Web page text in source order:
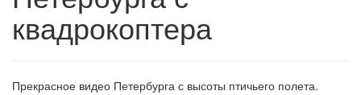
квадрокоптера
Прекрасное видео Петербурга с высоты птичьего полета.